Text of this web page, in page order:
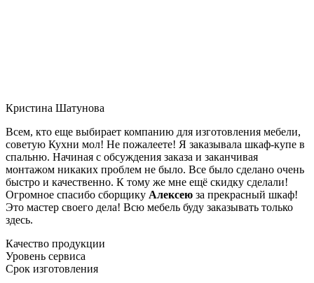
Кристина Шатунова
Всем, кто еще выбирает компанию для изготовления мебели,
советую Кухни мол! Не пожалеете! Я заказывала шкаф-купе в
спальню. Начиная с обсуждения заказа и заканчивая
монтажом никаких проблем не было. Все было сделано очень
быстро и качественно. К тому же мне ещё скидку сделали!
Огромное спасибо сборщику Алексею за прекрасный шкаф!
Это мастер своего дела! Всю мебель буду заказывать только
здесь.
Качество продукции
Уровень сервиса
Срок изготовления